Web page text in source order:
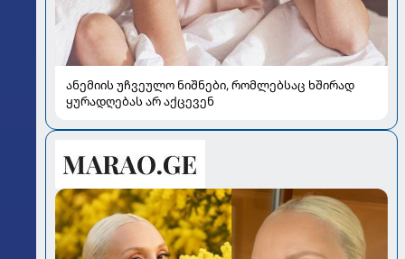
ანემიის უჩვეულო ნიშნები, რომლებსაც ხშირად
ყურადღებას არ აქცევენ